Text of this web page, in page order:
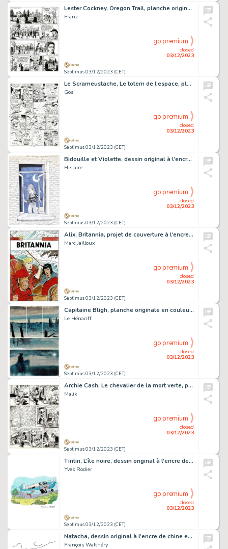
Lester Cockney, Oregon Trail, planche originale à l’encre de chine.
Franz
Septimus 03/12/2023 (CET)
closed
03/12/2023
go premium
Le Scrameustache, Le totem de l’espace, planche originale à l’encre de chine pour cet album paru en 1977 chez Dupuis.
Gos
Septimus 03/12/2023 (CET)
closed
03/12/2023
go premium
Bidouille et Violette, dessin original à l’encre de chine et à l’aquarelle, dédicacé et signé.
Hislaire
Septimus 03/12/2023 (CET)
closed
03/12/2023
go premium
Alix, Britannia, projet de couverture à l’encre de chine et à l’aquarelle pour cet album paru en 2014 chez Casterman.
Marc Jailloux
Septimus 03/12/2023 (CET)
closed
03/12/2023
go premium
Capitaine Bligh, planche originale en couleurs directes.
Le Hénanff
Septimus 03/12/2023 (CET)
closed
03/12/2023
go premium
Archie Cash, Le chevalier de la mort verte, planche originale très grand format à l’encre de chine pour cet album paru en 1984 chez Dupuis.
Malik
Septimus 03/12/2023 (CET)
closed
03/12/2023
go premium
Tintin, L’île noire, dessin original à l’encre de chine et à l’aquarelle en hommage à Hergé.
Yves Rodier
Septimus 03/12/2023 (CET)
closed
03/12/2023
go premium
Natacha, dessin original à l’encre de chine en hommage à Hergé (cachet de Walthéry au verso).
François Walthéry